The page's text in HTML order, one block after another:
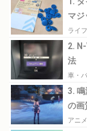
マジ
ライ
2.
法
車・
3.
の画
アニ